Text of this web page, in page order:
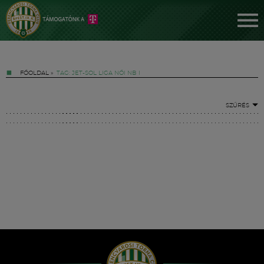
FŐOLDAL » TAG: JET-SOL LIGA NŐI NB I
SZŰRÉS
Hírek